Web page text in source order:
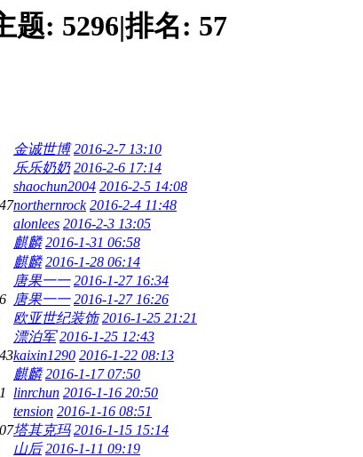
题: 5296|排名: 57
金诚世博 2016-2-7 13:10
乐乐奶奶 2016-2-6 17:14
shaochun2004 2016-2-5 14:08
northernrock 2016-2-4 11:48
alonlees 2016-2-3 13:05
麒麟 2016-1-31 06:58
麒麟 2016-1-28 06:14
唐果一一 2016-1-27 16:34
唐果一一 2016-1-27 16:26
欧亚世纪装饰 2016-1-25 21:21
漂泊军 2016-1-25 12:43
kaixin1290 2016-1-22 08:13
麒麟 2016-1-17 07:50
linrchun 2016-1-16 20:50
tension 2016-1-16 08:51
塔其克玛 2016-1-15 15:14
山后 2016-1-11 09:19